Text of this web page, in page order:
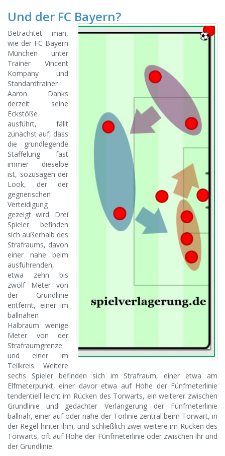
Und der FC Bayern?
Betrachtet man,
wie der FC Bayern
München unter
Trainer Vincent
Kompany und
Standardtrainer
Aaron Danks
derzeit seine
Eckstöße
ausführt, fällt
zunächst auf, dass
die grundlegende
Staffelung fast
immer dieselbe
ist, sozusagen der
Look, der der
gegnerischen
Verteidigung
gezeigt wird. Drei
Spieler befinden
sich außerhalb des
Strafraums, davon
einer nahe beim
ausführenden,
etwa zehn bis
zwölf Meter von
der Grundlinie
entfernt, einer im
ballnahen
Halbraum wenige
Meter von der
Strafraumgrenze
und einer im
Teilkreis. Weitere
sechs Spieler befinden sich im Strafraum, einer etwa am
Elfmeterpunkt, einer davor etwa auf Höhe der Fünfmeterlinie
tendentiell leicht im Rücken des Torwarts, ein weiterer zwischen
Grundlinie und gedachter Verlängerung der Fünfmeterlinie
ballnah, einer auf oder nahe der Torlinie zentral beim Torwart, in
der Regel hinter ihm, und schließlich zwei weitere im Rücken des
Torwarts, oft auf Höhe der Fünfmeterlinie oder zwischen ihr und
der Grundlinie.